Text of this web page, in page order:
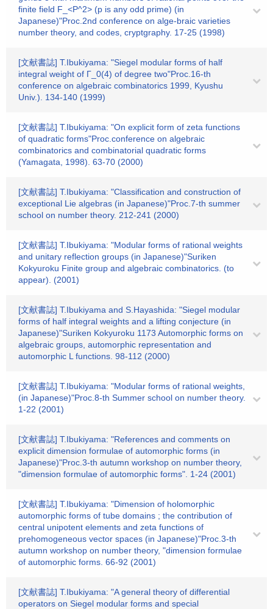
finite field F_<P^2> (p is any odd prime) (in
Japanese)"Proc.2nd conference on alge-braic varieties
number theory, and codes, cryptgraphy. 17-25 (1998)
[文献書誌] T.Ibukiyama: "Siegel modular forms of half
integral weight of Γ_0(4) of degree two"Proc.16-th
conference on algebraic combinatorics 1999, Kyushu
Univ.). 134-140 (1999)
[文献書誌] T.Ibukiyama: "On explicit form of zeta functions
of quadratic forms"Proc.conference on algebraic
combinatorics and combinatorial quadratic forms
(Yamagata, 1998). 63-70 (2000)
[文献書誌] T.Ibukiyama: "Classification and construction of
exceptional Lie algebras (in Japanese)"Proc.7-th summer
school on number theory. 212-241 (2000)
[文献書誌] T.Ibukiyama: "Modular forms of rational weights
and unitary reflection groups (in Japanese)"Suriken
Kokyuroku Finite group and algebraic combinatorics. (to
appear). (2001)
[文献書誌] T.Ibukiyama and S.Hayashida: "Siegel modular
forms of half integral weights and a lifting conjecture (in
Japanese)"Suriken Kokyuroku 1173 Automorphic forms on
algebraic groups, automorphic representation and
automorphic L functions. 98-112 (2000)
[文献書誌] T.Ibukiyama: "Modular forms of rational weights,
(in Japanese)"Proc.8-th Summer school on number theory.
1-22 (2001)
[文献書誌] T.Ibukiyama: "References and comments on
explicit dimension formulae of automorphic forms (in
Japanese)"Proc.3-th autumn workshop on number theory,
"dimension formulae of automorphic forms". 1-24 (2001)
[文献書誌] T.Ibukiyama: "Dimension of holomorphic
automorphic forms of tube domains ; the contribution of
central unipotent elements and zeta functions of
prehomogeneous vector spaces (in Japanese)"Proc.3-th
autumn workshop on number theory, "dimension formulae
of automorphic forms. 66-92 (2001)
[文献書誌] T.Ibukiyama: "A general theory of differential
operators on Siegel modular forms and special